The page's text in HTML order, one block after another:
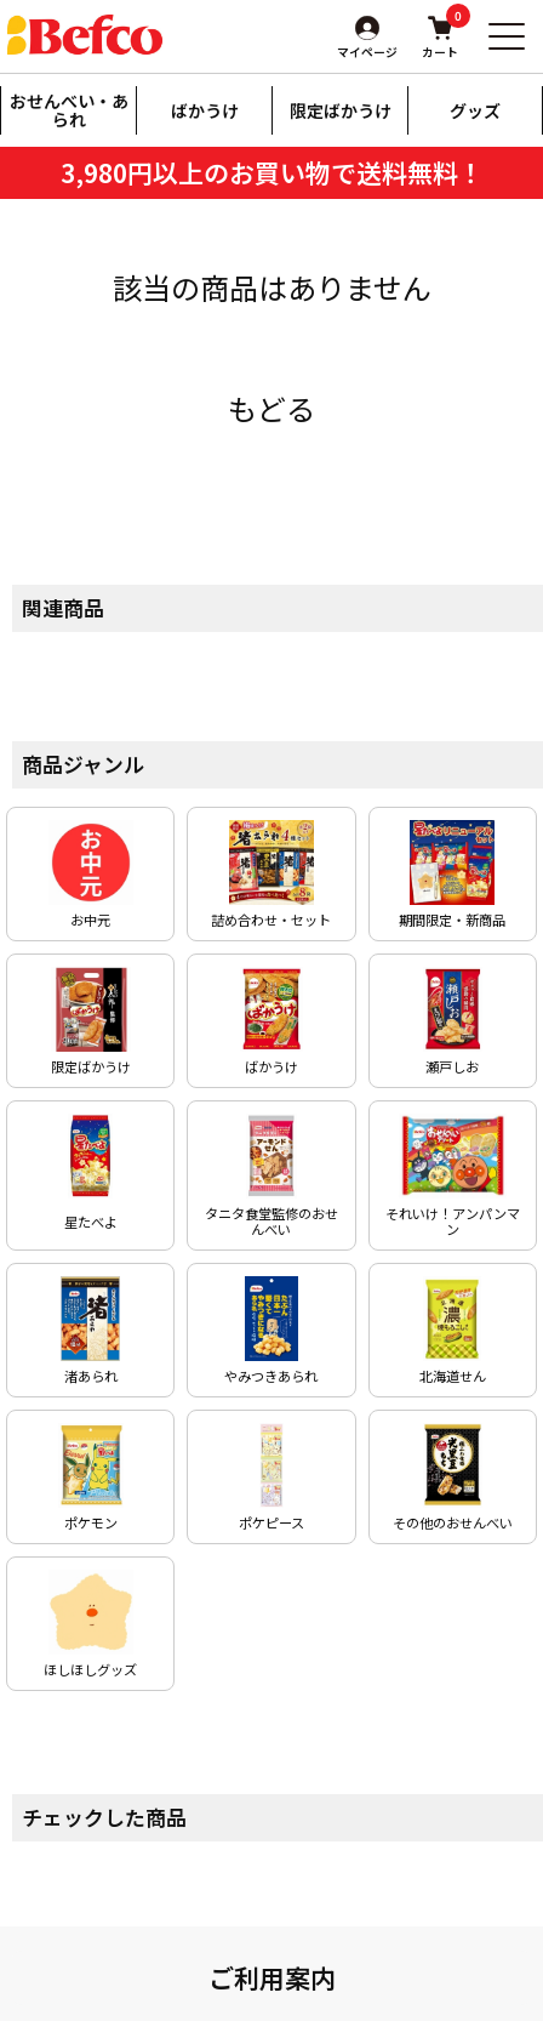
マイページ カート
0
おせんべい・あ
られ ばかうけ 限定ばかうけ グッズ
3,980円以上のお買い物で送料無料！
該当の商品はありません
もどる
関連商品
商品ジャンル
お中元 詰め合わせ・セット 期間限定・新商品
限定ばかうけ ばかうけ 瀬戸しお
星たべよ
タニタ食堂監修のおせ
んべい
それいけ！アンパンマ
ン
渚あられ やみつきあられ 北海道せん
ポケモン ポケピース その他のおせんべい
ほしほしグッズ
チェックした商品
ご利用案内